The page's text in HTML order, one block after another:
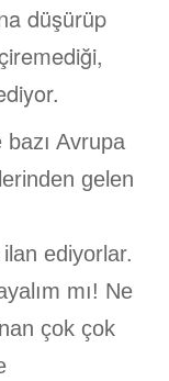
düşürüp
Avrupa
gelen
ediyorlar.
mı! Ne
çok çok